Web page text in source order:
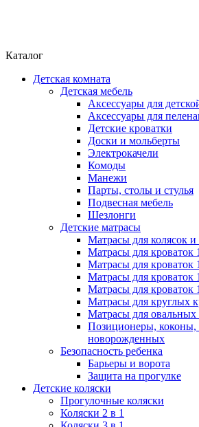
Каталог
Детская комната
Детская мебель
Аксессуары для
Аксессуары для
Детские кроватки
Доски и мольберты
Электрокачели
Комоды
Манежи
Парты, столы и стулья
Подвесная мебель
Шезлонги
Детские матрасы
Матрасы для колясок и
Матрасы для кроваток
Матрасы для кроваток
Матрасы для кроваток
Матрасы для кроваток
Матрасы для круглых
Матрасы для овальных
Позиционеры, коконы,
новорожденных
Безопасность ребенка
Барьеры и ворота
Защита на прогулке
Детские коляски
Прогулочные коляски
Коляски 2 в 1